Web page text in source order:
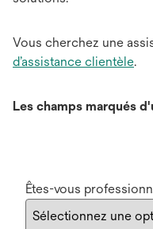
Vous cherchez une
d’assistance clientèle.
Les champs marqués
Êtes-vous